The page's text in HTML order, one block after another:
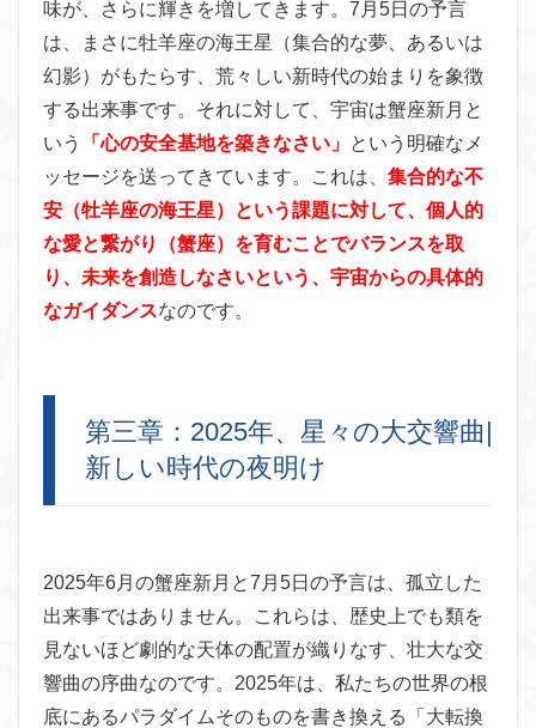
味が、さらに輝きを増してきます。7月5日の予言
は、まさに牡羊座の海王星（集合的な夢、あるいは
幻影）がもたらす、荒々しい新時代の始まりを象徴
する出来事です。それに対して、宇宙は蟹座新月と
いう
「心の安全基地を築きなさい」 という明確なメ
ッセージを送ってきています。これは、 集合的な不
安（牡羊座の海王星）という課題に対して、個人的
な愛と繋がり（蟹座）を育むことでバランスを取
り、未来を創造しなさいという、宇宙からの具体的
なガイダンスなのです。
第三章：2025年、星々の大交響曲|
新しい時代の夜明け
2025年6月の蟹座新月と7月5日の予言は、孤立した
出来事ではありません。これらは、歴史上でも類を
見ないほど劇的な天体の配置が織りなす、壮大な交
響曲の序曲なのです。2025年は、私たちの世界の根
底にあるパラダイムそのものを書き換える「大転換